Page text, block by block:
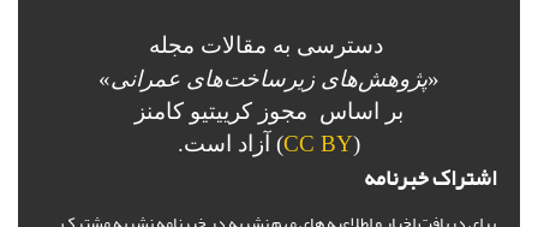
دسترسی به مقالات مجله
«پژوهش‌های زیرساخت‌های عمرانی»
بر اساس مجوز کرییتیو کامنز
(
CC BY) آزاد است.
اشتراک خبرنامه